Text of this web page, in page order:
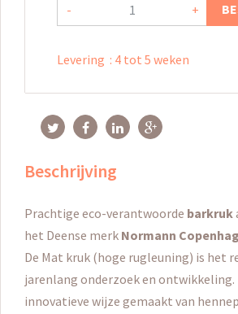
- +
Levering : 4 tot 5 weken
Beschrijving
Prachtige eco-verantwoorde barkruk
het Deense merk Normann
De Mat kruk (hoge rugleuning) is het
jarenlang onderzoek en ontwikkeling.
innovatieve wijze gemaakt van